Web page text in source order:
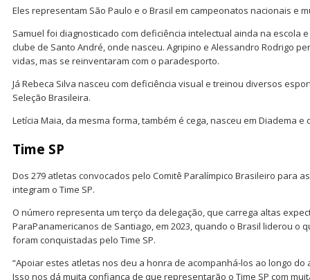
Eles representam São Paulo e o Brasil em campeonatos nacionais e
Samuel foi diagnosticado com deficiência intelectual ainda na escola
clube de Santo André, onde nasceu. Agripino e Alessandro Rodrigo
vidas, mas se reinventaram com o paradesporto.
Já Rebeca Silva nasceu com deficiência visual e treinou diversos
Seleção Brasileira.
Letícia Maia, da mesma forma, também é cega, nasceu em Diadema
Time SP
Dos 279 atletas convocados pelo Comitê Paralímpico Brasileiro para
integram o Time SP.
O número representa um terço da delegação, que carrega altas
ParaPanamericanos de Santiago, em 2023, quando o Brasil liderou o
foram conquistadas pelo Time SP.
“Apoiar estes atletas nos deu a honra de acompanhá-los ao longo do
Isso nos dá muita confiança de que representarão o Time SP com